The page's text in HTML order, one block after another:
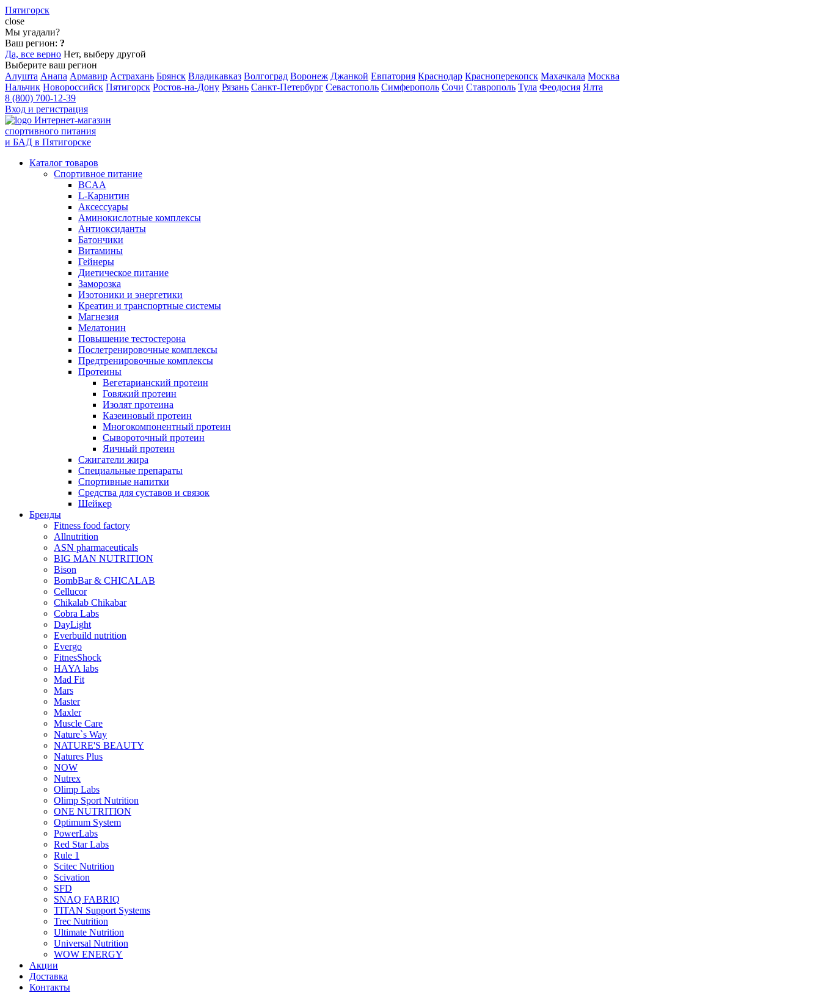
Пятигорск
close
Мы угадали?
Ваш регион: ?
Да, все верно Нет, выберу другой
Выберите ваш регион
Алушта Анапа Армавир Астрахань Брянск Владикавказ Волгоград Воронеж Джанкой Евпатория Краснодар Красноперекопск Махачкала Москва
Нальчик Новороссийск Пятигорск Ростов-на-Дону Рязань Санкт-Петербург Севастополь Симферополь Сочи Ставрополь Тула Феодосия Ялта
8 (800) 700-12-39
Вход и регистрация
Интернет-магазин
спортивного питания
и БАД в Пятигорске
Каталог товаров
Спортивное питание
BCAA
L-Карнитин
Аксессуары
Аминокислотные комплексы
Антиоксиданты
Батончики
Витамины
Гейнеры
Диетическое питание
Заморозка
Изотоники и энергетики
Креатин и транспортные системы
Магнезия
Мелатонин
Повышение тестостерона
Послетренировочные комплексы
Предтренировочные комплексы
Протеины
Вегетарианский протеин
Говяжий протеин
Изолят протеина
Казеиновый протеин
Многокомпонентный протеин
Сывороточный протеин
Яичный протеин
Сжигатели жира
Специальные препараты
Спортивные напитки
Средства для суставов и связок
Шейкер
Бренды
Fitness food factory
Allnutrition
ASN pharmaceuticals
BIG MAN NUTRITION
Bison
BombBar & CHICALAB
Cellucor
Chikalab Chikabar
Cobra Labs
DayLight
Everbuild nutrition
Evergo
FitnesShock
HAYA labs
Mad Fit
Mars
Master
Maxler
Muscle Care
Nature`s Way
NATURE'S BEAUTY
Natures Plus
NOW
Nutrex
Olimp Labs
Olimp Sport Nutrition
ONE NUTRITION
Optimum System
PowerLabs
Red Star Labs
Rule 1
Scitec Nutrition
Scivation
SFD
SNAQ FABRIQ
TITAN Support Systems
Trec Nutrition
Ultimate Nutrition
Universal Nutrition
WOW ENERGY
Акции
Доставка
Контакты